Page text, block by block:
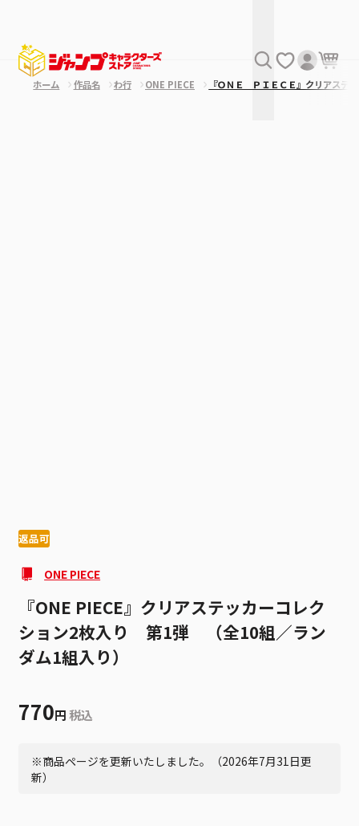
ホーム 作品名 わ行 ONE PIECE 『ＯＮＥ ＰＩＥＣＥ』クリアス
返品可
ONE PIECE
『ONE PIECE』クリアステッカーコレク
ション2枚入り 第1弾 （全10組／ラン
ダム1組入り）
770円 税込
※商品ページを更新いたしました。（2026年7月31日更
新）